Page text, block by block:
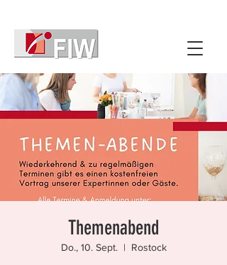
Themenabend
Do., 10. Sept.
  |
Rostock